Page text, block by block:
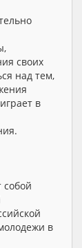
своих
над тем,
в
в